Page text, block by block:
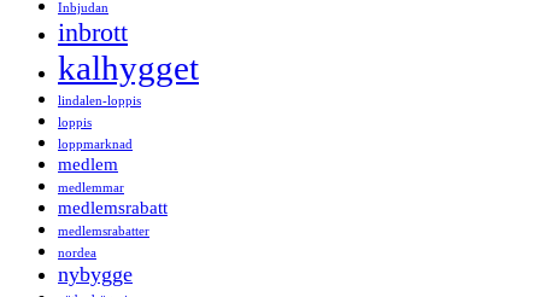
Inbjudan
inbrott
kalhygget
lindalen-loppis
loppis
loppmarknad
medlem
medlemmar
medlemsrabatt
medlemsrabatter
nordea
nybygge